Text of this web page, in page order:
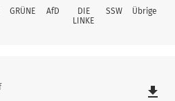
GRÜNE AfD
DIE
LINKE
SSW Übrige
file_download